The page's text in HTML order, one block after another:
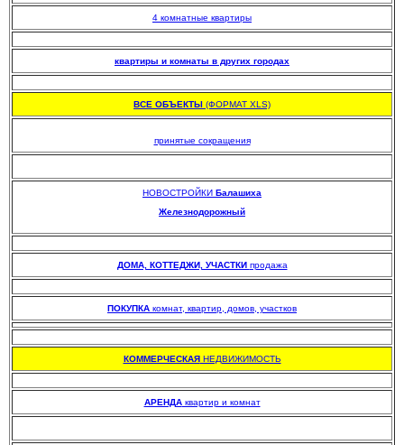
4 комнатные квартиры
квартиры и комнаты в других городах
ВСЕ ОБЪЕКТЫ (ФОРМАТ XLS)
принятые сокращения
НОВОСТРОЙКИ Балашиха
Железнодорожный
ДОМА, КОТТЕДЖИ, УЧАСТКИ продажа
ПОКУПКА комнат, квартир, домов, участков
КОММЕРЧЕСКАЯНЕДВИЖИМОСТЬ
АРЕНДАквартир и комнат